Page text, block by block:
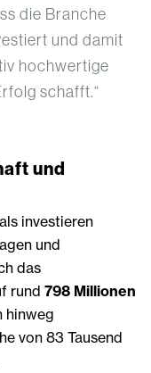
die Branche
und damit
hochwertige
schafft.“
und
investieren
und
das
rund 798 Millionen
hinweg
von 83 Tausend